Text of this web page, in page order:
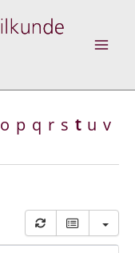
o p q r s t u v